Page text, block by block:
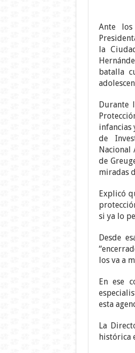
Ante
la
batalla
Durante
infancias
de
Nacional
de
miradas
Explicó
si ya lo
Desde
los va a
En ese
esta
La
histórica